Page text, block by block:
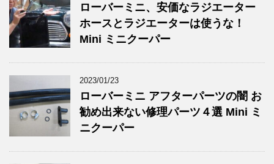
ローバーミニ、安価なラジエーター
ホースとラジエーターは使うな！
Mini ミニクーパー
2023/01/23
ローバーミニ アフターパーツの闇 お
勧め出来ない修理パーツ４選 Mini ミ
ニクーパー